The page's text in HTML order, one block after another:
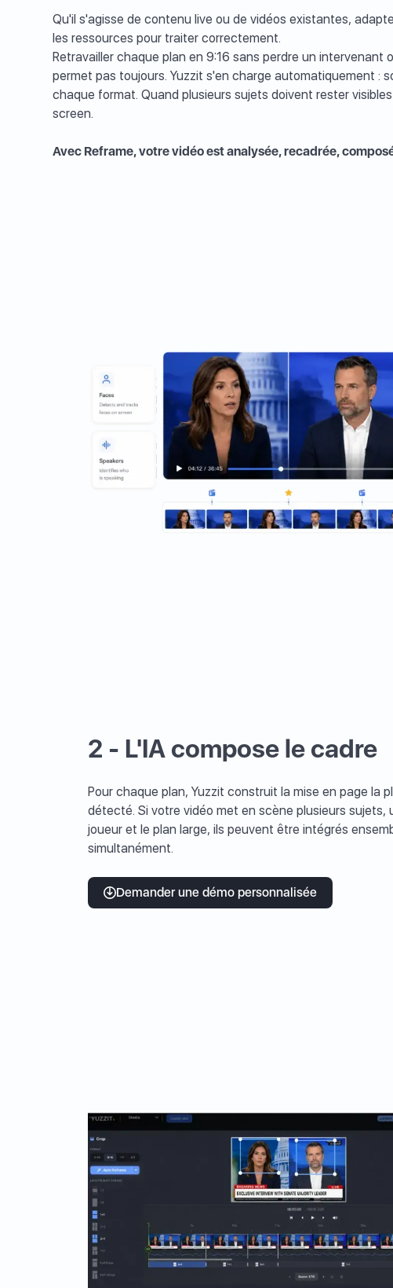
Qu'il s'agisse de contenu live ou de vidéos existantes,
les ressources pour traiter correctement.
Retravailler chaque plan en 9:16 sans perdre un
permet pas toujours. Yuzzit s'en charge automatiquement :
chaque format. Quand plusieurs sujets doivent rester
screen.
Avec Reframe, votre vidéo est analysée, recadrée,
2 - L'IA compose le cadre
Pour chaque plan, Yuzzit construit la mise en page la
détecté. Si votre vidéo met en scène plusieurs sujets,
joueur et le plan large, ils peuvent être intégrés
simultanément.
Demander une démo personnalisée